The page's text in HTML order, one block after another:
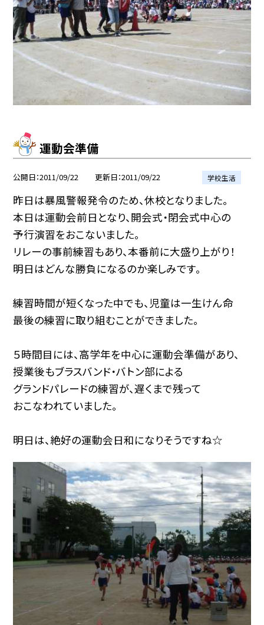
運動会準備
公開日 2011/09/22 更新日 2011/09/22 学校生活
昨日は暴風警報発令のため、休校となりました。
本日は運動会前日となり、開会式・閉会式中心の
予行演習をおこないました。
リレーの事前練習もあり、本番前に大盛り上がり！
明日はどんな勝負になるのか楽しみです。
練習時間が短くなった中でも、児童は一生けん命
最後の練習に取り組むことができました。
５時間目には、高学年を中心に運動会準備があり、
授業後もブラスバンド・バトン部による
グランドパレードの練習が、遅くまで残って
おこなわれていました。
明日は、絶好の運動会日和になりそうですね☆